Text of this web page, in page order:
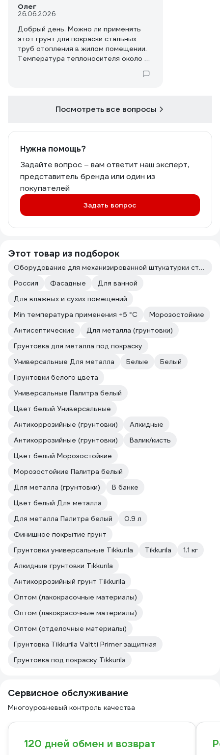
Олег
26.06.2026
Добрый день. Можно ли применять
этот грунт для покраски стальных
труб отопления в жилом помещении.
Температура теплоносителя около 95
последствии будет наноситься эмаль
Посмотреть все вопросы
Нужна помощь?
Задайте вопрос – вам ответит наш эксперт,
представитель бренда или один из
покупателей
Задать вопрос
Этот товар из подборок
Оборудование для механизированной штукатурки стен
Россия
Фасадные
Для ванной
Для влажных и сухих помещений
Min температура применения +5 °С
Морозостойкие
Антисептические
Для металла (грунтовки)
Грунтовка для металла под покраску
Универсальные Для металла
Белые
Белый
Грунтовки белого цвета
Универсальные Палитра белый
Цвет белый Универсальные
Антикоррозийные (грунтовки)
Алкидные
Антикоррозийные (грунтовки)
Валик/кисть
Цвет белый Морозостойкие
Морозостойкие Палитра белый
Для металла (грунтовки)
В банке
Цвет белый Для металла
Для металла Палитра белый
0.9 л
Финишное покрытие грунт
Грунтовки универсальные Tikkurila
Tikkurila
1.1 кг
Алкидные грунтовки Tikkurila
Антикоррозийный грунт Tikkurila
Оптом (лакокрасочные материалы)
Оптом (лакокрасочные материалы)
Оптом (отделочные материалы)
Грунтовка Tikkurila Valtti Primer защитная
Грунтовка под покраску Tikkurila
Сервисное обслуживание
Многоуровневый контроль качества
120 дней обмен и возврат